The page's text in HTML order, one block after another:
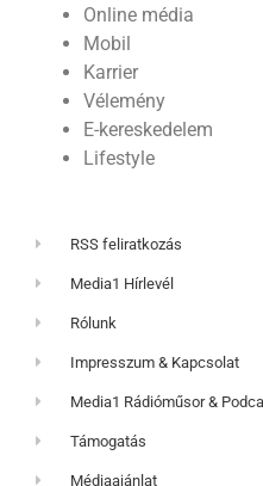
Online média
Mobil
Karrier
Vélemény
E-kereskedelem
Lifestyle
RSS feliratkozás
Media1 Hírlevél
Rólunk
Impresszum & Kapcsolat
Media1 Rádióműsor &
Támogatás
Médiaajánlat